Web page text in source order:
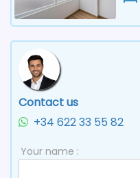
Contact us
+34 622 33 55 82
Your name :